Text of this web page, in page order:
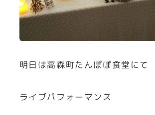
明日は高森町たんぽぽ食堂にて
ライブパフォーマンス